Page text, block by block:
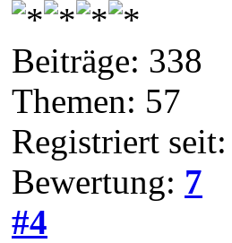
Beiträge: 338
Themen: 57
Registriert
Bewertung: 7
#4